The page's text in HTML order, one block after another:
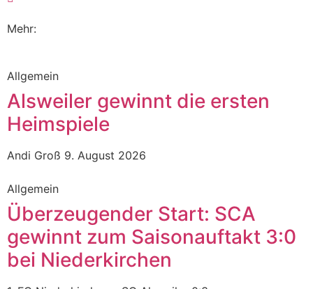
Mehr:
Allgemein
Alsweiler gewinnt die ersten
Heimspiele
Andi Groß 9. August 2026
Allgemein
Überzeugender Start: SCA
gewinnt zum Saisonauftakt 3:0
bei Niederkirchen